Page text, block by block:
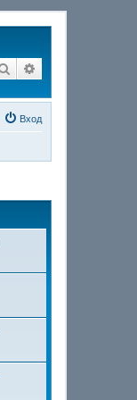
Поиск
Вход